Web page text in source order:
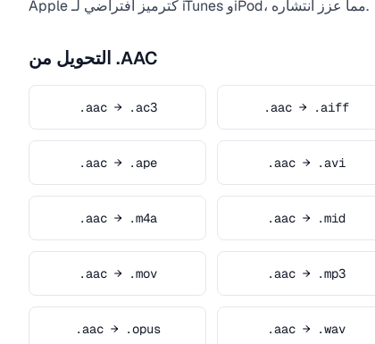
Apple كترميز افتراضي لـ iTunes وiPod، مما عزز انتشاره.
التحويل من .AAC
.aac → .ac3 .aac → .aiff
.aac → .ape .aac → .avi
.aac → .m4a .aac → .mid
.aac → .mov .aac → .mp3
.aac → .opus .aac → .wav